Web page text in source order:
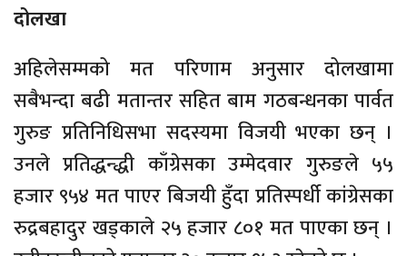
दोलखा
अहिलेसम्मको मत परिणाम अनुसार दोलखामा
सबैभन्दा बढी मतान्तर सहित बाम गठबन्धनका पार्वत
गुरुङ प्रतिनिधिसभा सदस्यमा विजयी भएका छन् ।
उनले प्रतिद्धन्द्धी काँग्रेसका उम्मेदवार गुरुङले ५५
हजार ९५४ मत पाएर बिजयी हुँदा प्रतिस्पर्धी कांग्रेसका
रुद्रबहादुर खड्काले २५ हजार ८०१ मत पाएका छन् ।